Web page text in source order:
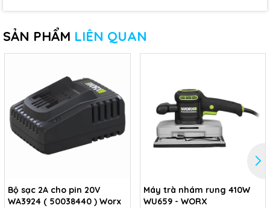
SẢN PHẨM LIÊN QUAN
Bộ sạc 2A cho pin 20V
WA3924 ( 50038440 ) Worx
Máy trà nhám rung 410W
WU659 - WORX